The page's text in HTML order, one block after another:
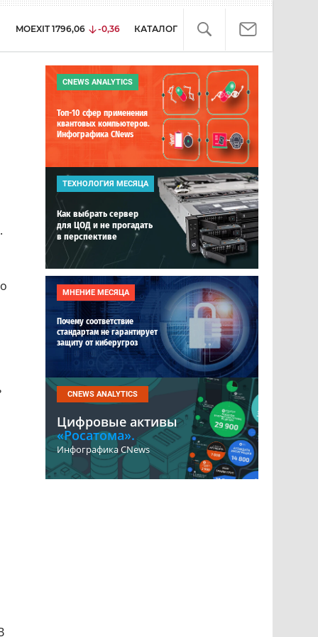
MOEXIT 1796,06 -0,36 КАТАЛОГ
CNEWS ANALYTICS
Топ-10 сфер применения
квантовых компьютеров.
Инфографика CNews
ТЕХНОЛОГИЯ МЕСЯЦА
Как выбрать сервер
для ЦОД и не прогадать
в перспективе
МНЕНИЕ МЕСЯЦА
Почему соответствие
стандартам не гарантирует
защиту от киберугроз
CNEWS ANALYTICS
Цифровые активы
«Росатома».
Инфографика CNews